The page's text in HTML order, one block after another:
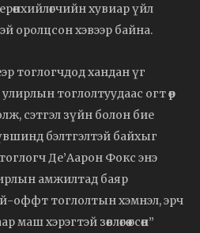
хувиар үйл
оролцсон хэвээр байна.
тоглогчдод хандан үг
тоглолтуудаас огт өөр
сэтгэл зүйн болон бие
бэлтгэлтэй байхыг
Де’Аарон Фокс энэ
амжилтад баяр
оффт тоглолтын хэмнэл, эрч
маш хэрэгтэй зөвлөгөө өгсөн”